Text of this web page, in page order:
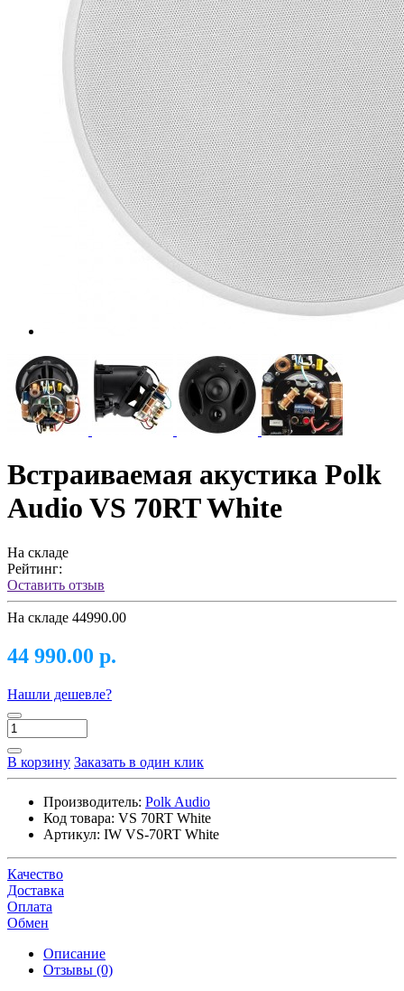
Встраиваемая акустика Polk
Audio VS 70RT White
На складе
Рейтинг:
Оставить отзыв
На складе 44990.00
44 990.00 р.
Нашли дешевле?
В корзину Заказать в один клик
Производитель: Polk Audio
Код товара: VS 70RT White
Артикул: IW VS-70RT White
Качество
Доставка
Оплата
Обмен
Описание
Отзывы (0)